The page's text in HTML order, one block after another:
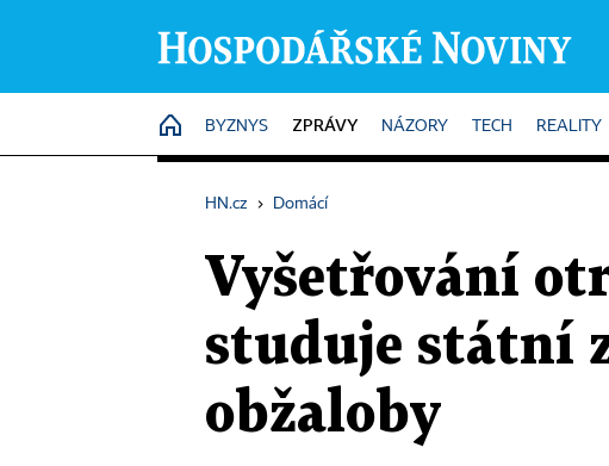
HOME
BYZNYS ZPRÁVY NÁZORY TECH REALITY
HN.cz › Domácí
Vyšetřování
studuje státní
obžaloby